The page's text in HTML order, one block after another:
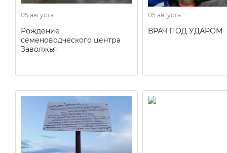
05 августа
Рождение
семеноводческого центра
Заволжья
05 августа
ВРАЧ ПОД УДАРОМ